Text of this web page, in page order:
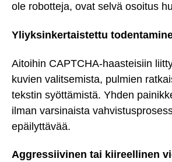
ole robotteja, ovat selvä osoitus
Yliyksinkertaistettu
Aitoihin CAPTCHA-haasteisiin
kuvien valitsemista, pulmien
tekstin syöttämistä. Yhden
ilman varsinaista
epäilyttävää.
Aggressiivinen tai kiireellinen